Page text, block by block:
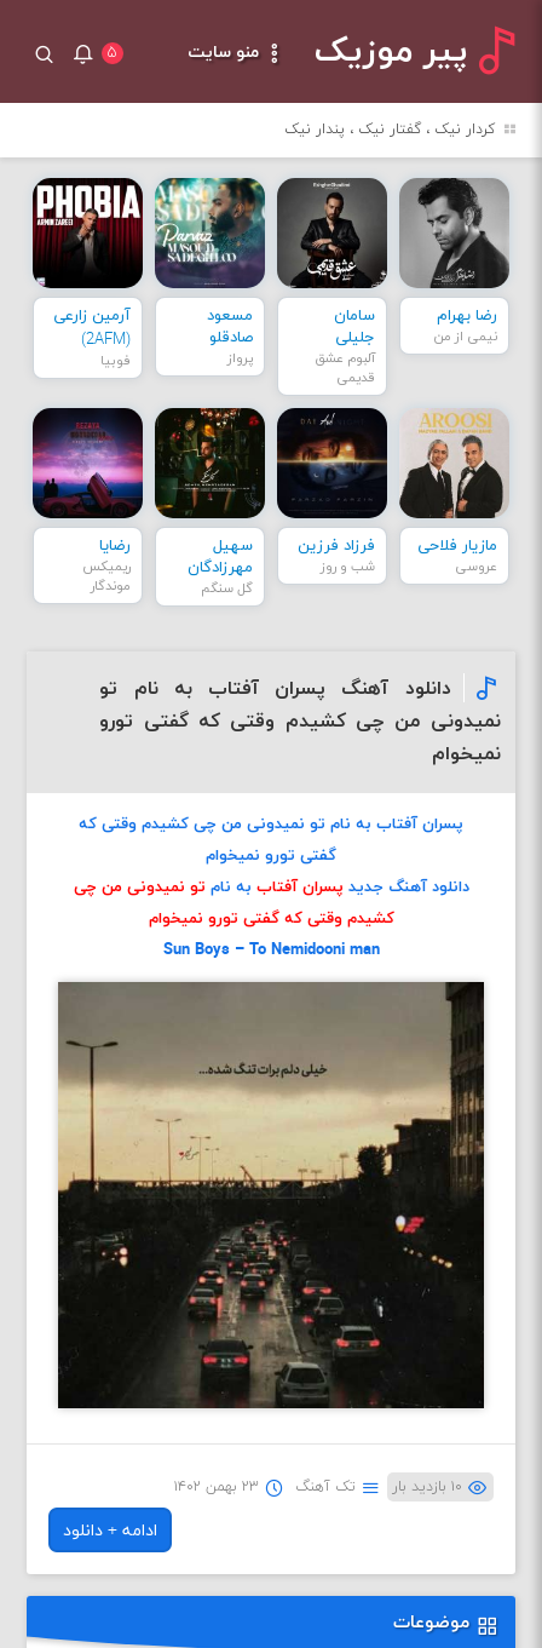
پیر موزیک منو سایت ۵
کردار نیک ، گفتار نیک ، پندار نیک
رضا بهرام
نیمی از من
سامان
جلیلی
آلبوم عشق
قدیمی
مسعود
صادقلو
پرواز
آرمین زارعی
(2AFM)
فوبیا
مازیار فلاحی
عروسی
فرزاد فرزین
شب و روز
سهیل
مهرزادگان
گل سنگم
رضایا
ریمیکس
موندگار
دانلود آهنگ پسران آفتاب به نام تو
نمیدونی من چی کشیدم وقتی که گفتی تورو
نمیخوام
پسران آفتاب به نام تو نمیدونی من چی کشیدم وقتی که
گفتی تورو نمیخوام
دانلود آهنگ جدید پسران آفتاب به نام تو نمیدونی من چی
کشیدم وقتی که گفتی تورو نمیخوام
Sun Boys – To Nemidooni man
۱۰ بازدید بار تک آهنگ ۲۳ بهمن ۱۴۰۲
ادامه + دانلود
موضوعات